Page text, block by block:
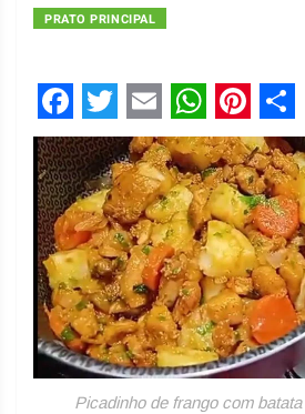
PRATO PRINCIPAL
Facebook
Twitter
Email
Picadinho de frango com